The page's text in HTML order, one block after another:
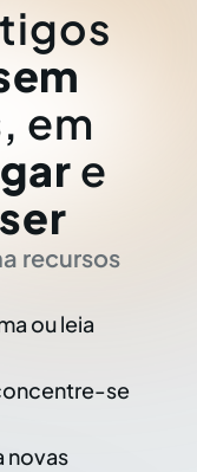
, em
e
recursos
ou leia
se
novas